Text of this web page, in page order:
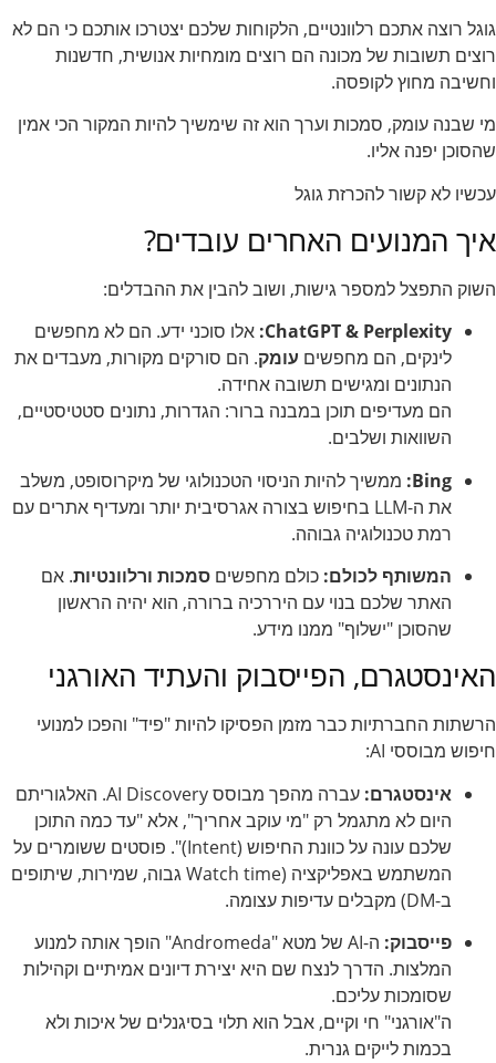
גוגל רוצה אתכם רלוונטיים, הלקוחות שלכם יצטרכו אותכם כי הם לא
רוצים תשובות של מכונה הם רוצים מומחיות אנושית, חדשנות
וחשיבה מחוץ לקופסה.
מי שבנה עומק, סמכות וערך הוא זה שימשיך להיות המקור הכי אמין
שהסוכן יפנה אליו.
עכשיו לא קשור להכרזת גוגל
איך המנועים האחרים עובדים?
השוק התפצל למספר גישות, ושוב להבין את ההבדלים:
ChatGPT & Perplexity: אלו סוכני ידע. הם לא מחפשים
לינקים, הם מחפשים עומק. הם סורקים מקורות, מעבדים את
הנתונים ומגישים תשובה אחידה.
הם מעדיפים תוכן במבנה ברור: הגדרות, נתונים סטטיסטיים,
השוואות ושלבים.
Bing: ממשיך להיות הניסוי הטכנולוגי של מיקרוסופט, משלב
את ה-LLM בחיפוש בצורה אגרסיבית יותר ומעדיף אתרים עם
רמת טכנולוגיה גבוהה.
המשותף לכולם: כולם מחפשים סמכות ורלוונטיות. אם
האתר שלכם בנוי עם היררכיה ברורה, הוא יהיה הראשון
שהסוכן "ישלוף" ממנו מידע.
האינסטגרם, הפייסבוק והעתיד האורגני
הרשתות החברתיות כבר מזמן הפסיקו להיות "פיד" והפכו למנועי
חיפוש מבוססי AI:
אינסטגרם:
עברה מהפך מבוסס AI Discovery. האלגוריתם
היום לא מתגמל רק "מי עוקב אחריך", אלא "עד כמה התוכן
שלכם עונה על כוונת החיפוש (Intent)". פוסטים ששומרים על
המשתמש באפליקציה (Watch time גבוה, שמירות, שיתופים
ב-DM) מקבלים עדיפות עצומה.
פייסבוק:
ה-AI של מטא "Andromeda" הופך אותה למנוע
המלצות. הדרך לנצח שם היא יצירת דיונים אמיתיים וקהילות
שסומכות עליכם.
ה"אורגני" חי וקיים, אבל הוא תלוי בסיגנלים של איכות ולא
בכמות לייקים גנרית.